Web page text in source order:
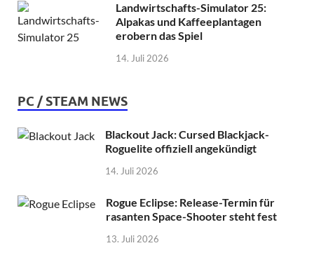
Landwirtschafts-Simulator 25:
Alpakas und Kaffeeplantagen
erobern das Spiel
14. Juli 2026
PC / STEAM NEWS
Blackout Jack: Cursed Blackjack-
Roguelite offiziell angekündigt
14. Juli 2026
Rogue Eclipse: Release-Termin für
rasanten Space-Shooter steht fest
13. Juli 2026